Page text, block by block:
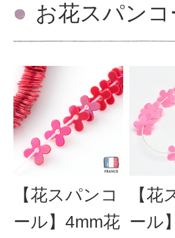
お花スパン
【花スパンコ
ール】4mm花
【花
ール